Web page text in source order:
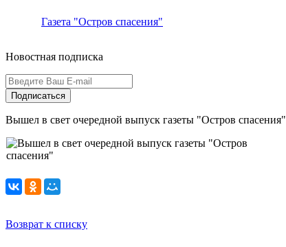
Газета "Остров спасения"
Новостная подписка
Подписаться
Вышел в свет очередной выпуск газеты "Остров спасения"
Возврат к списку